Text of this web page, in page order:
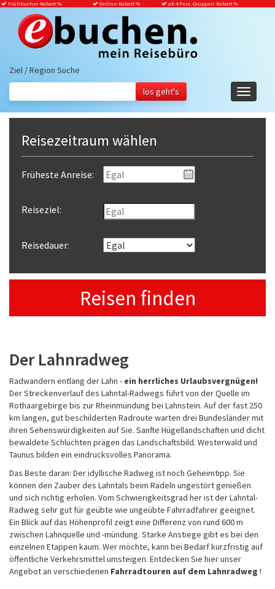
Frühbucher-Rabatt% Online-Rabatt % ab 4 Pers. Gruppen-Rabatt %
Ziel / Region Suche
Reisezeitraum wählen
Früheste Anreise:
Reiseziel:
Reisedauer:
Reisen finden
Der Lahnradweg
Radwandern entlang der Lahn - ein herrliches Urlaubsvergnügen!
Der Streckenverlauf des Lahntal-Radwegs führt von der Quelle im
Rothaargebirge bis zur Rheinmündung bei Lahnstein. Auf der fast 250
km langen, gut beschilderten Radroute warten drei Bundesländer mit
ihren Sehenswürdigkeiten auf Sie. Sanfte Hügellandschaften und dicht
bewaldete Schluchten prägen das Landschaftsbild. Westerwald und
Taunus bilden ein eindrucksvolles Panorama.
Das Beste daran: Der idyllische Radweg ist noch Geheimtipp. Sie
können den Zauber des Lahntals beim Radeln ungestört genießen
und sich richtig erholen. Vom Schwierigkeitsgrad her ist der Lahntal-
Radweg sehr gut für geübte wie ungeübte Fahrradfahrer geeignet.
Ein Blick auf das Höhenprofil zeigt eine Differenz von rund 600 m
zwischen Lahnquelle und -mündung. Starke Anstiege gibt es bei den
einzelnen Etappen kaum. Wer möchte, kann bei Bedarf kurzfristig auf
öffentliche Verkehrsmittel umsteigen. Entdecken Sie hier unser
Angebot an verschiedenen Fahrradtouren auf dem Lahnradweg !